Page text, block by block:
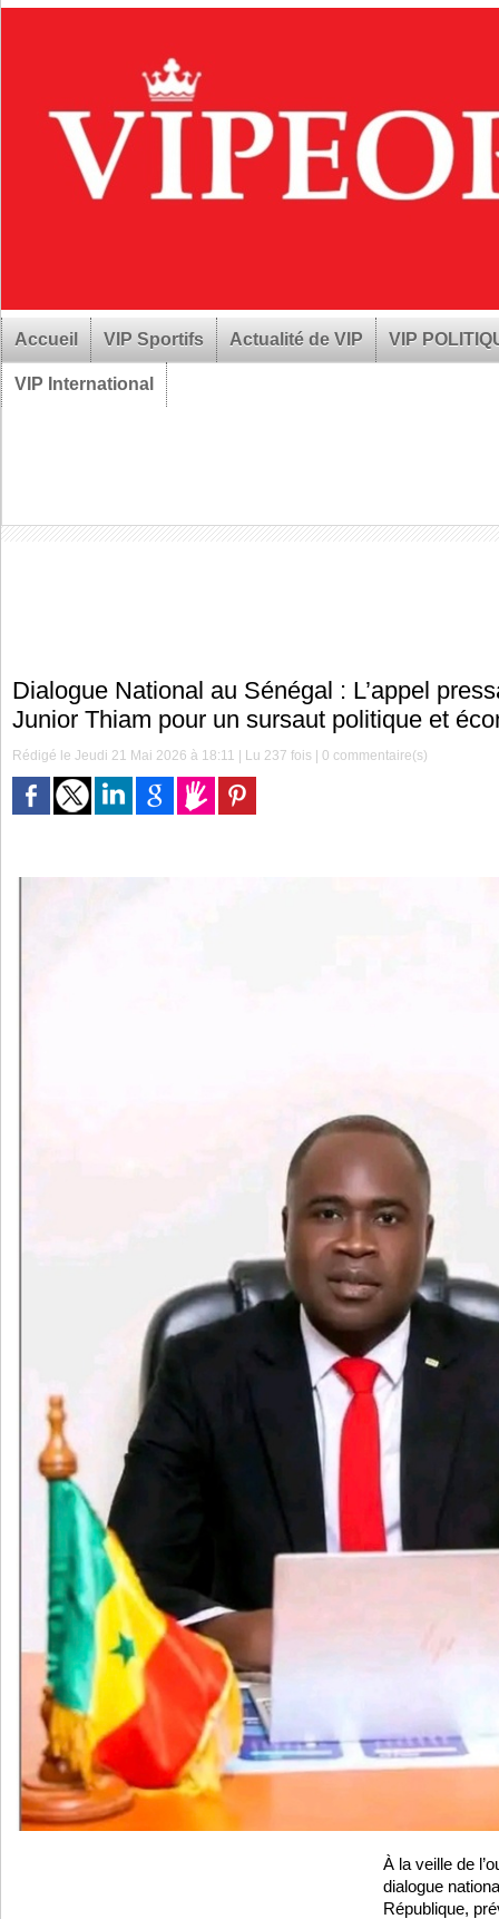
Accueil VIP Sportifs Actualité de VIP VIP
VIP International
Dialogue National au Sénégal : L’appel
Junior Thiam pour un sursaut politique et
Rédigé le Jeudi 21 Mai 2026 à 18:11 | Lu 237 fois |0 commentaire(s)
À la veille de
dialogue
République,